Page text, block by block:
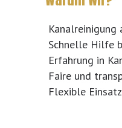
Schnelle Hilfe
Erfahrung in
Faire und
Flexible